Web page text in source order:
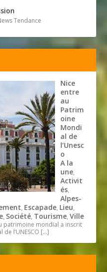
Tendance
Nice
entre
au
Patrim
oine
Mondi
al de
l’Unesc
o
A la
une,
Activit
és,
Alpes-
, Escapade, Lieu,
, Société, Tourisme,Ville
patrimoine mondial a inscrit
l’UNESCO […]